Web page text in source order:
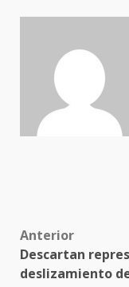
Post
Anterior
Descartan
deslizamiento